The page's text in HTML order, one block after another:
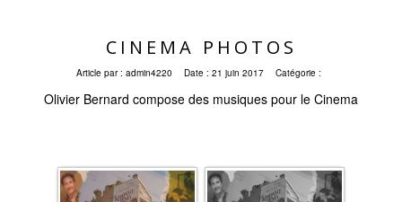
CINEMA PHOTOS
Article par : admin4220 Date : 21 juin 2017 Catégorie :
Olivier Bernard compose des musiques pour le Cinema